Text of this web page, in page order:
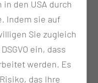
den USA durch
Indem sie auf
Sie zugleich
ein, dass
werden. Es
das Ihre